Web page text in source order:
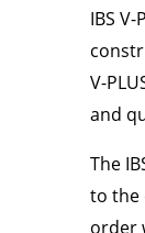
IBS
V-
and
The
to the
order